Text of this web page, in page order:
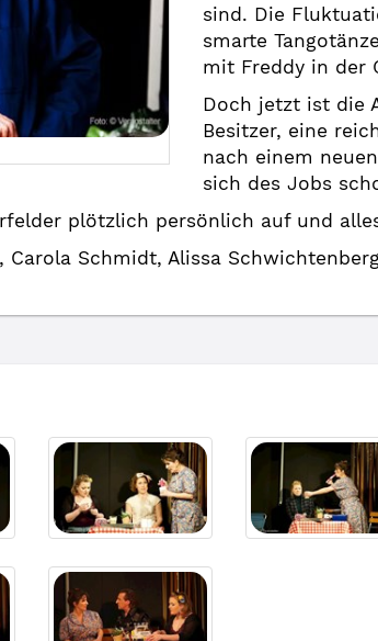
sind. Die
smarte
mit Freddy in der
Doch jetzt ist die
Besitzer, eine
nach einem
sich des Jobs
plötzlich persönlich auf und
Schmidt, Alissa